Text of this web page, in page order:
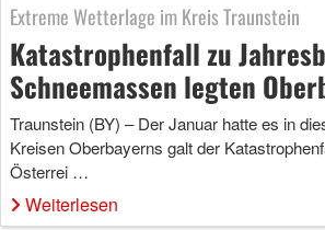
Extreme Wetterlage im Kreis Traunstein
Katastrophenfall zu
Schneemassen legten
Traunstein (BY) – Der Januar hatte es in
Kreisen Oberbayerns galt der
Österrei …
Weiterlesen